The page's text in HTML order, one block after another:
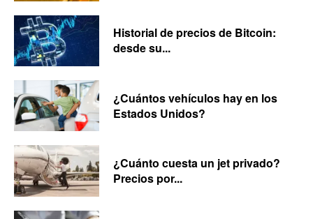
Historial de precios de Bitcoin:
desde su...
¿Cuántos vehículos hay en los
Estados Unidos?
¿Cuánto cuesta un jet privado?
Precios por...